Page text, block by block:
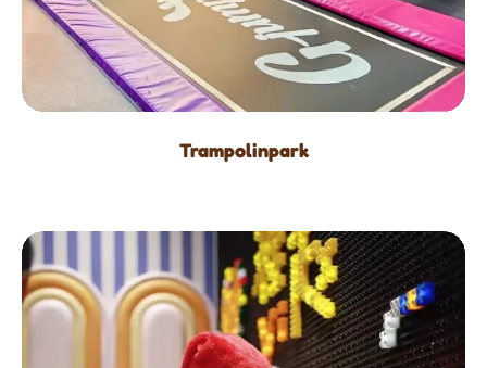
Trampolinpark